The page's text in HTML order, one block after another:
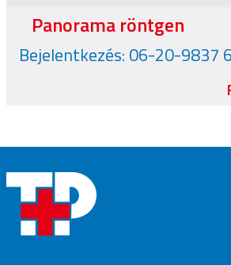
Panorama röntgen
Bejelentkezés: 06-20-9837